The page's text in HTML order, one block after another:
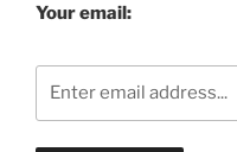
Your email: